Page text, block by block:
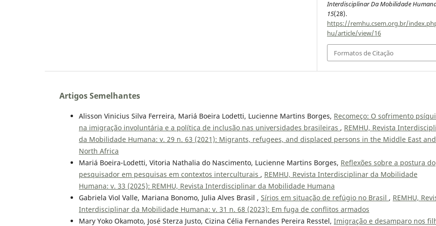
Interdisciplinar Da Mobilidade
15(28).
https://remhu.csem.org.br/
hu/article/view/16
Formatos de Citação
Artigos Semelhantes
Alisson Vinicius Silva Ferreira, Mariá Boeira Lodetti, Lucienne Martins Borges, Recomeço: O sofrimento
na imigração involuntária e a política de inclusão nas universidades brasileiras , REMHU, Revista
da Mobilidade Humana: v. 29 n. 63 (2021): Migrants, refugees, and displaced persons in the Middle East and
North Africa
Mariá Boeira-Lodetti, Vitoria Nathalia do Nascimento, Lucienne Martins Borges, Reflexões sobre a postura do
pesquisador em pesquisas em contextos interculturais , REMHU, Revista Interdisciplinar da Mobilidade
Humana: v. 33 (2025): REMHU, Revista Interdisciplinar da Mobilidade Humana
Gabriela Viol Valle, Mariana Bonomo, Julia Alves Brasil , Sírios em situação de refúgio no Brasil , REMHU,
Interdisciplinar da Mobilidade Humana: v. 31 n. 68 (2023): Em fuga de conflitos armados
Mary Yoko Okamoto, José Sterza Justo, Cizina Célia Fernandes Pereira Resstel, Imigração e desamparo nos